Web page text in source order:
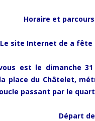
Horaire et
Le site Internet de a fête
est le dimanche
place du Châtelet,
passant par le
Départ